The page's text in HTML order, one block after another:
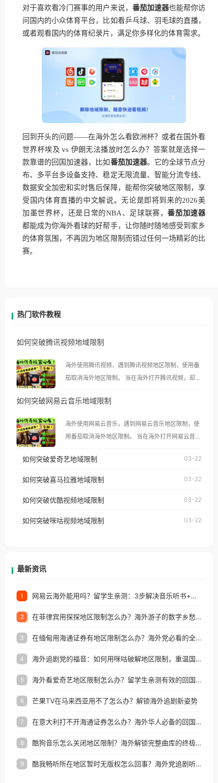
对于喜欢看冷门赛事的用户来说， 番茄加速器也能帮你访
问国内的小众体育平台，比如看乒乓球、羽毛球的直播，
或者观看国内的体育纪录片，满足你多样化的体育需求。
回到开头的问题——在海外怎么看欧洲杯？或者在国外看
世界杯埃及 vs 伊朗无法播放时怎么办？答案就是选择一
款靠谱的回国加速器，比如番茄加速器。它的全球节点分
布、多平台多设备支持、稳定无限流量、智能分流专线、
数据安全加密和实时售后保障，能帮你突破地区限制，享
受国内体育直播的中文解说。无论是即将到来的2026美
加墨世界杯，还是日常的NBA、足球联赛，番茄加速器
都能成为你海外看球的好帮手，让你随时随地感受到家乡
的体育氛围，不再因为地区限制而错过任何一场精彩的比
赛。
热门软件教程
如何突破腾讯视频地域限制
海外使用腾讯视频，遇到腾讯视频地区限制，使用番
茄取消海外地区限制。 当在海外打开腾讯视频，却突
示语。 海外用户如香港、澳门、台湾、美国、加拿
像其他音乐平台一样，出现地区及版权限制问题，且
仅能在中国大陆地区播放。 遇到这个问题的朋友们，
台湾、美国、加拿大、澳大利亚、欧洲等国家和地区
权限制所困扰。
如何突破网易云音乐地域限制
海外使用网易云音乐，遇到网易云音乐地区限制，使
用番茄取消海外地区限制。 当在海外打开网易云音
播放”的提示语。 海外用户如香港、澳门、台湾、美
制问题，且仅能在中国大陆地区播放。 遇到这个问题
户收听网易云音乐地区版权限制」的问题，无论人在
如何突破爱奇艺地域限制 03-22
如何突破喜马拉雅地域限制 03-22
如何突破优酷视频地域限制 03-22
如何突破咪咕视频地域限制 03-22
最新资讯
1 网易云海外能用吗？留学生亲测：3步解决音乐听书+银行视频地区限制
2 在菲律宾用探探地区限制怎么办？海外游子的数字乡愁与破局之道
3 在缅甸用海通证券有地区限制怎么办？海外党必看的全场景回国加速指南
4 海外追剧党的福音：如何用咪咕破解地区限制，重温国内精彩
5 海外看爱奇艺地区限制怎么办？留学生亲测有效的回国加速器选择指南
6 芒果TV在马来西亚用不了怎么办？解锁海外追剧新姿势
7 在意大利打不开海通证券怎么办？海外华人必备的回国加速指南（附2026世界杯观赛秘籍）
8 酷狗音乐怎么关闭地区限制？海外解锁完整曲库的终极指南
9 酷我畅听所在地区暂时无版权怎么回事？海外党追剧听歌的破局指南